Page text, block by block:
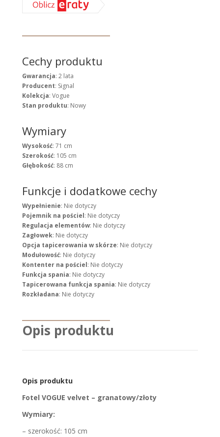
Cechy produktu
Gwarancja: 2 lata
Producent: Signal
Kolekcja: Vogue
Stan produktu: Nowy
Wymiary
Wysokość: 71 cm
Szerokość: 105 cm
Głębokość: 88 cm
Funkcje i dodatkowe cechy
Wypełnienie: Nie dotyczy
Pojemnik na pościel: Nie dotyczy
Regulacja elementów: Nie dotyczy
Zagłowek: Nie dotyczy
Opcja tapicerowania w skórze: Nie dotyczy
Modułowość: Nie dotyczy
Kontenter na pościel: Nie dotyczy
Funkcja spania: Nie dotyczy
Tapicerowana funkcja spania: Nie dotyczy
Rozkładana: Nie dotyczy
Opis produktu
Opis produktu
Fotel VOGUE velvet – granatowy/złoty
Wymiary:
– szerokość: 105 cm